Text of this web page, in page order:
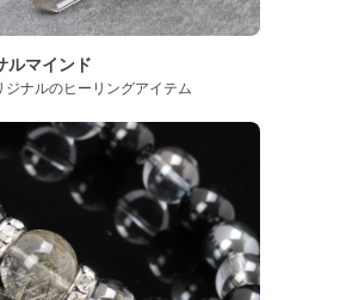
ルマインド
ジナルのヒーリングアイテム